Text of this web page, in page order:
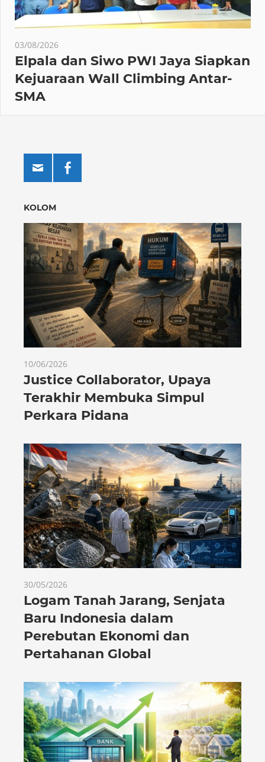
03/08/2026
Elpala dan Siwo PWI Jaya Siapkan
Kejuaraan Wall Climbing Antar-
SMA
KOLOM
10/06/2026
Justice Collaborator, Upaya
Terakhir Membuka Simpul
Perkara Pidana
30/05/2026
Logam Tanah Jarang, Senjata
Baru Indonesia dalam
Perebutan Ekonomi dan
Pertahanan Global